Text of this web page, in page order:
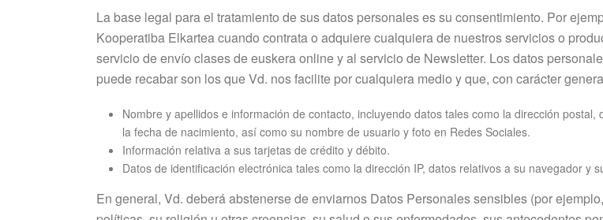
La base legal para el tratamiento de sus datos personales es su consentimiento. Por
Kooperatiba Elkartea cuando contrata o adquiere cualquiera de nuestros servicios o
servicio de envío clases de euskera online y al servicio de Newsletter. Los datos
puede recabar son los que Vd. nos facilite por cualquiera medio y que, con carácter
Nombre y apellidos e información de contacto, incluyendo datos tales como la dirección
la fecha de nacimiento, así como su nombre de usuario y foto en Redes Sociales.
Información relativa a sus tarjetas de crédito y débito.
Datos de identificación electrónica tales como la dirección IP, datos relativos a su navegador
En general, Vd. deberá abstenerse de enviarnos Datos Personales sensibles (por